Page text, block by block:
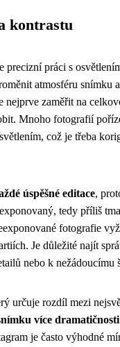
kontrastu
práci s
atmosféru snímku
nejprve zaměřit na
Mnoho fotografií
což je třeba
úspěšné editace,
tedy příliš
fotografie
Je důležité najít
nebo k nežádoucímu
určuje rozdíl mezi
více
je často výhodné